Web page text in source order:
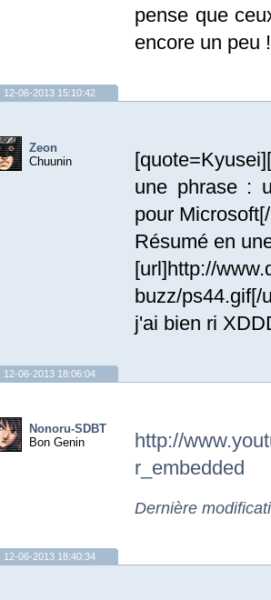
pense que
encore un peu !
12-06-2013 15:10:42
Zeon
Chuunin
une phrase :
pour
Résumé en
[url]http://
buzz/ps44.gif[/
j'ai bien ri
12-06-2013 18:06:04
Nonoru-SDBT
Bon Genin
http://
r_embedded
Dernière
12-06-2013 18:40:34